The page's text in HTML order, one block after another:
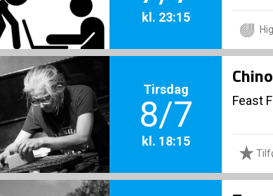
kl. 23:15
Tirsdag
8/7
kl. 18:15
Feast